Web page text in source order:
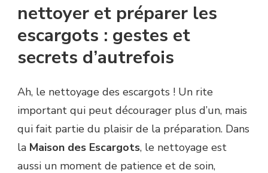
nettoyer et préparer les
escargots : gestes et
secrets d’autrefois
Ah, le nettoyage des escargots ! Un rite
important qui peut décourager plus d’un, mais
qui fait partie du plaisir de la préparation. Dans
la Maison des Escargots, le nettoyage est
aussi un moment de patience et de soin,